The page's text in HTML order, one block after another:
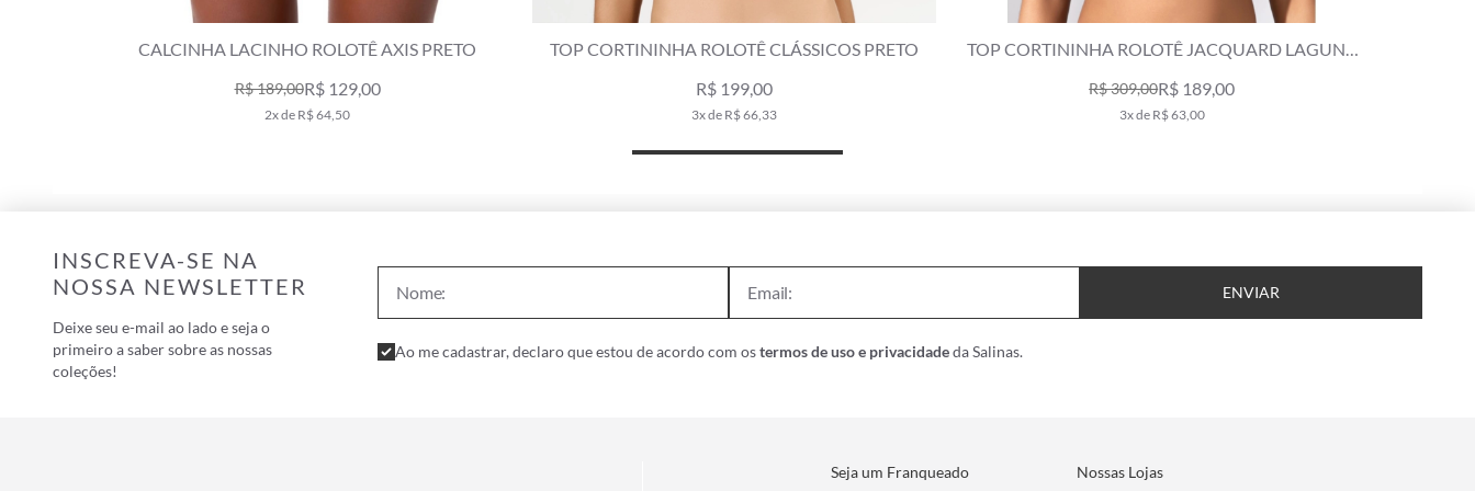
CALCINHA LACINHO ROLOTÊ AXIS PRETO
R$ 189,00R$ 129,00
2x de R$ 64,50
TOP CORTININHA ROLOTÊ CLÁSSICOS PRETO
R$ 199,00
3x de R$ 66,33
TOP CORTININHA ROLOTÊ JACQUARD LAGUNA
R$ 309,00R$ 189,00
3x de R$ 63,00
INSCREVA-SE NA
NOSSA NEWSLETTER
Deixe seu e-mail ao lado e seja o
primeiro a saber sobre as nossas
coleções!
ENVIAR
Ao me cadastrar, declaro que estou de acordo com ostermos de uso e privacidadeda Salinas.
Seja um Franqueado Nossas Lojas